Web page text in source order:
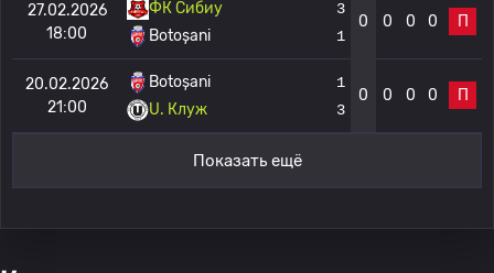
27.02.2026
18:00
ФК Сибиу
Botoșani
3
1
0 0 0 0 П
20.02.2026
21:00
Botoșani
U. Клуж
1
3
0 0 0 0 П
Показать ещё